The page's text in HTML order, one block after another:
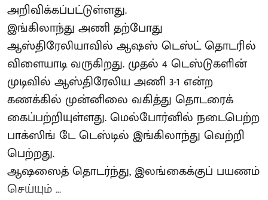
அறிவிக்கப்பட்டுள்ளது.
இங்கிலாந்து அணி தற்போது
ஆஸ்திரேலியாவில் ஆஷஸ் டெஸ்ட் தொடரில்
விளையாடி வருகிறது. முதல் 4 டெஸ்டுகளின்
முடிவில் ஆஸ்திரேலிய அணி 3-1 என்ற
கணக்கில் முன்னிலை வகித்து தொடரைக்
கைப்பற்றியுள்ளது. மெல்போர்னில் நடைபெற்ற
பாக்ஸிங் டே டெஸ்டில் இங்கிலாந்து வெற்றி
பெற்றது.
ஆஷஸைத் தொடர்ந்து, இலங்கைக்குப் பயணம்
செய்யும் ...